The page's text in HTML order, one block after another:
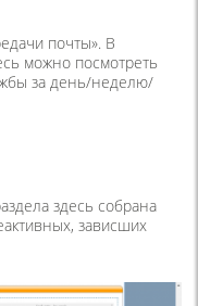
почты». В
можно посмотреть
за день/неделю/
здесь собрана
зависших